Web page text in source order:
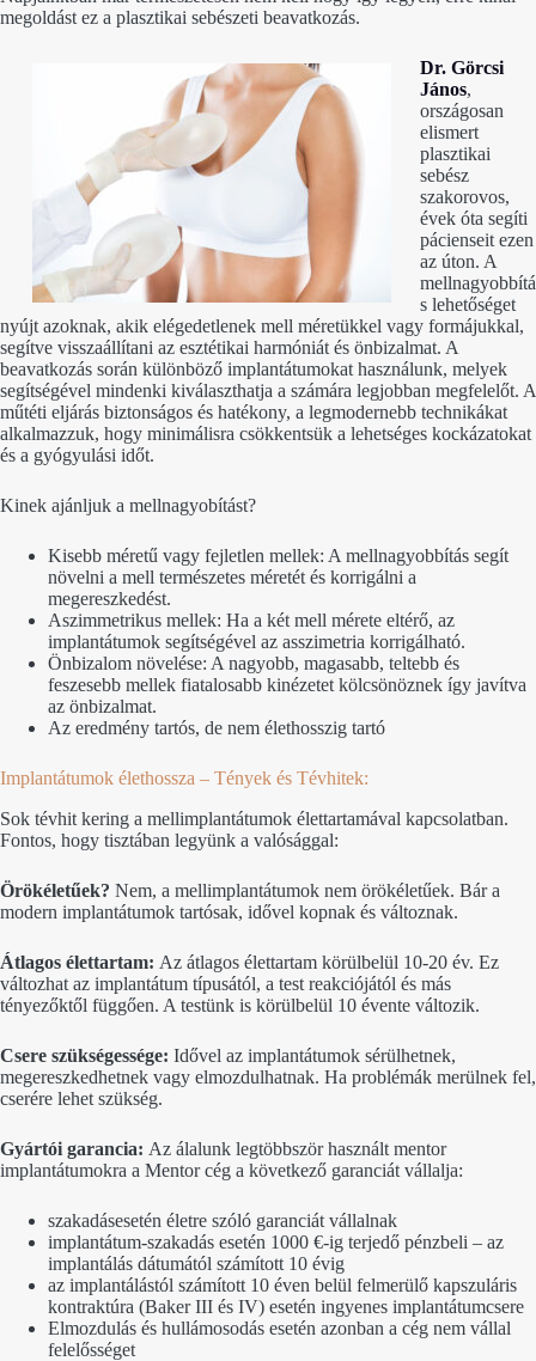
megoldást ez a plasztikai sebészeti beavatkozás.
Dr. Görcsi
János,
országosan
elismert
plasztikai
sebész
szakorovos,
évek óta segíti
pácienseit ezen
az úton. A
mellnagyobbítá
s lehetőséget
nyújt azoknak, akik elégedetlenek mell méretükkel vagy formájukkal,
segítve visszaállítani az esztétikai harmóniát és önbizalmat. A
beavatkozás során különböző implantátumokat használunk, melyek
segítségével mindenki kiválaszthatja a számára legjobban megfelelőt. A
műtéti eljárás biztonságos és hatékony, a legmodernebb technikákat
alkalmazzuk, hogy minimálisra csökkentsük a lehetséges kockázatokat
és a gyógyulási időt.
Kinek ajánljuk a mellnagyobítást?
Kisebb méretű vagy fejletlen mellek: A mellnagyobbítás segít
növelni a mell természetes méretét és korrigálni a
megereszkedést.
Aszimmetrikus mellek: Ha a két mell mérete eltérő, az
implantátumok segítségével az asszimetria korrigálható.
Önbizalom növelése: A nagyobb, magasabb, teltebb és
feszesebb mellek fiatalosabb kinézetet kölcsönöznek így javítva
az önbizalmat.
Az eredmény tartós, de nem élethosszig tartó
Implantátumok élethossza – Tények és Tévhitek:
Sok tévhit kering a mellimplantátumok élettartamával kapcsolatban.
Fontos, hogy tisztában legyünk a valósággal:
Örökéletűek? Nem, a mellimplantátumok nem örökéletűek. Bár a
modern implantátumok tartósak, idővel kopnak és változnak.
Átlagos élettartam: Az átlagos élettartam körülbelül 10-20 év. Ez
változhat az implantátum típusától, a test reakciójától és más
tényezőktől függően. A testünk is körülbelül 10 évente változik.
Csere szükségessége: Idővel az implantátumok sérülhetnek,
megereszkedhetnek vagy elmozdulhatnak. Ha problémák merülnek fel,
cserére lehet szükség.
Gyártói garancia: Az álalunk legtöbbször használt mentor
implantátumokra a Mentor cég a következő garanciát vállalja:
szakadásesetén életre szóló garanciát vállalnak
implantátum-szakadás esetén 1000 €-ig terjedő pénzbeli – az
implantálás dátumától számított 10 évig
az implantálástól számított 10 éven belül felmerülő kapszuláris
kontraktúra (Baker III és IV) esetén ingyenes implantátumcsere
Elmozdulás és hullámosodás esetén azonban a cég nem vállal
felelősséget